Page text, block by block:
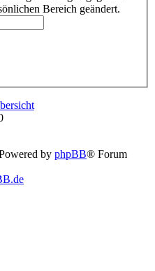
Bereich geändert.
by phpBB® Forum